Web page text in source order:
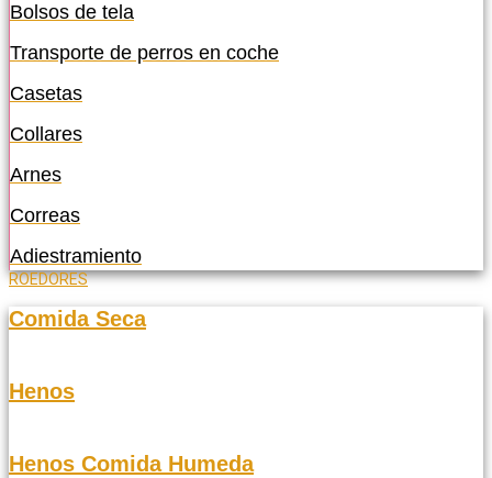
Bolsos de tela
Transporte de perros en coche
Casetas
Collares
Arnes
Correas
Adiestramiento
ROEDORES
Comida Seca
Henos
Henos Comida Humeda